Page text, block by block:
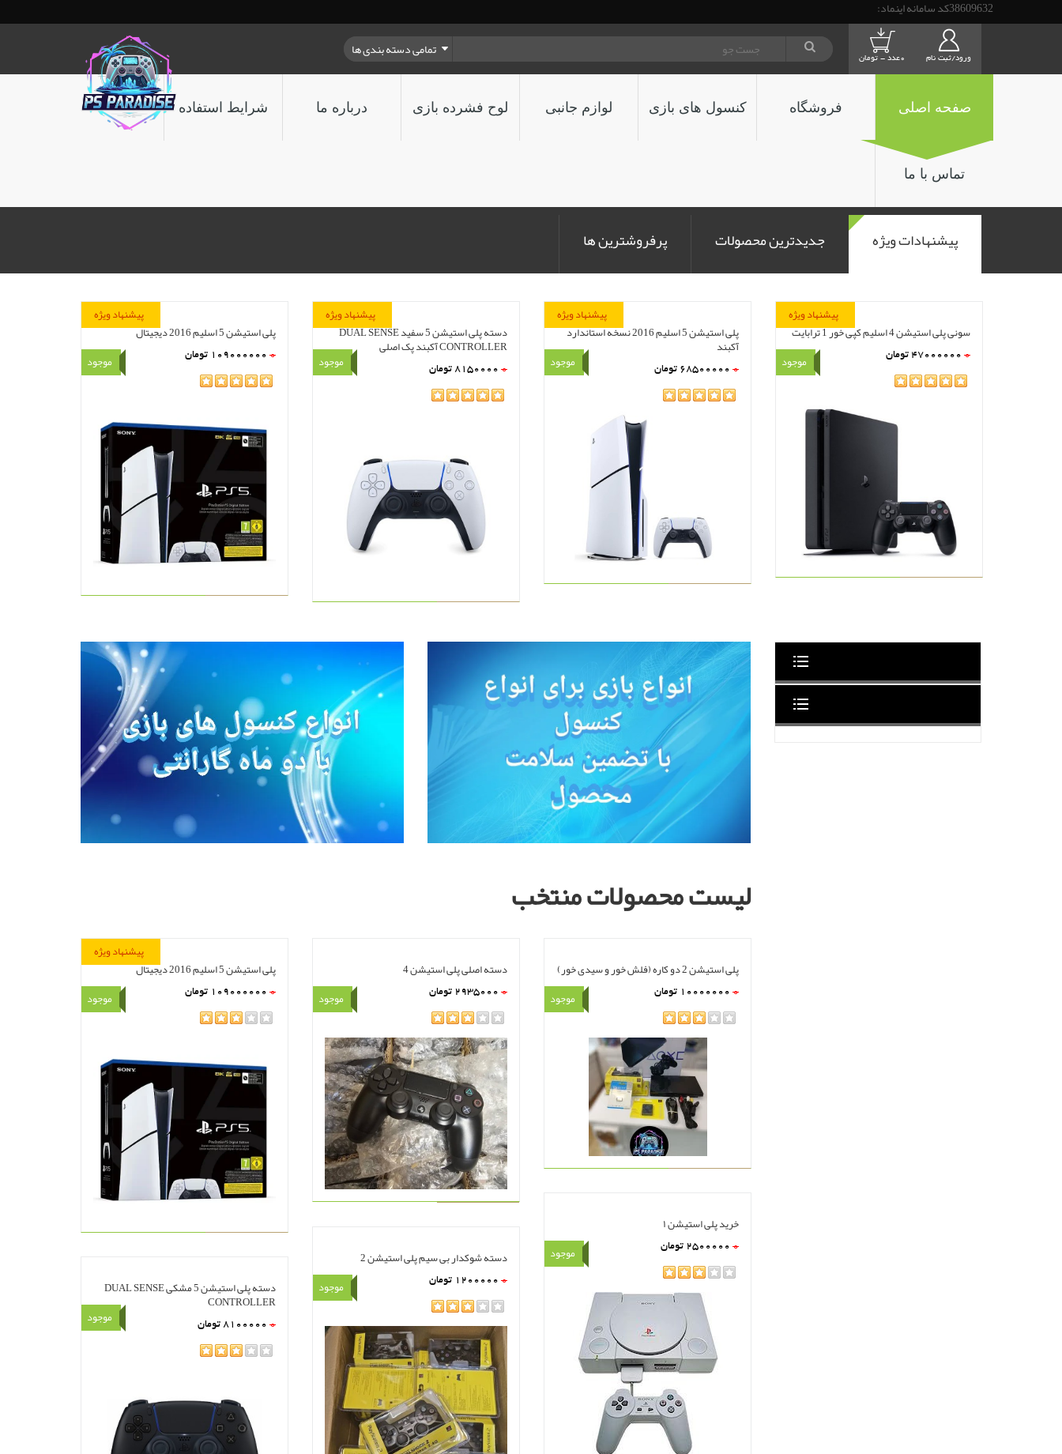
38609632کد سامانه اینماد:
ورود/ثبت نام 0عدد - تومان تمامی دسته بندی ها
صفحه اصلی فروشگاه کنسول های بازی لوازم جانبی لوح فشرده بازی درباره ما شرایط استفاده
تماس با ما
پیشنهادات ویژه جدیدترین محصولات پرفروشترین ها
موجود
پیشنهاد ویژه
پلی استیشن 5 اسلیم 2016 دیجیتال
0
109000000 تومان
سبد خرید مشاهده
موجود
پیشنهاد ویژه
دسته پلی استیشن 5 سفید DUAL SENSE
CONTROLLER آکبند پک اصلی
0
8150000 تومان
سبد خرید
موجود
پیشنهاد ویژه
پلی استیشن 5 اسلیم 2016 نسخه استاندارد
آکبند
0
68500000 تومان
سبد خرید مشاهده
موجود
پیشنهاد ویژه
سونی پلی استیشن 4 اسلیم کپی خور 1 ترابایت
0
47000000 تومان
لیست محصولات منتخب
موجود
پیشنهاد ویژه
پلی استیشن 5 اسلیم 2016 دیجیتال
0
109000000 تومان
مشاهده
موجود
دسته پلی استیشن 5 مشکی DUAL SENSE
CONTROLLER
0
8100000 تومان
موجود
دسته اصلی پلی استیشن 4
0
2935000 تومان
مشاهده
موجود
دسته شوکدار بی سیم پلی استیشن 2
0
1200000 تومان
موجود
پلی استیشن 2 دو کاره (فلش خور و سیدی خور)
0
10000000 تومان
سبد خرید مشاهده
موجود
خرید پلی استیشن ۱
0
2500000 تومان